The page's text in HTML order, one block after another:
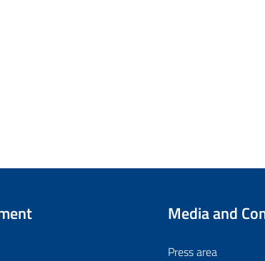
Media and
Press area